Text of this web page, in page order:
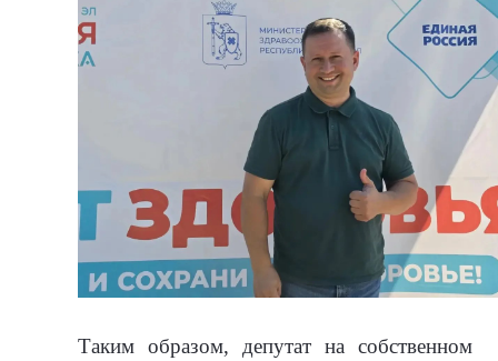
Таким образом, депутат на собственном